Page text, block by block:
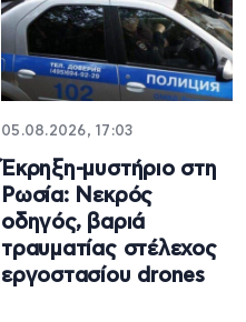
05.08.2026, 17:03
Έκρηξη-μυστήριο στη
Ρωσία: Νεκρός
οδηγός, βαριά
τραυματίας στέλεχος
εργοστασίου drones